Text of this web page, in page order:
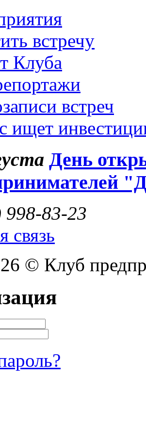
встречу
Клуба
встреч
ищет
День
998-83-23
связь
© Клуб